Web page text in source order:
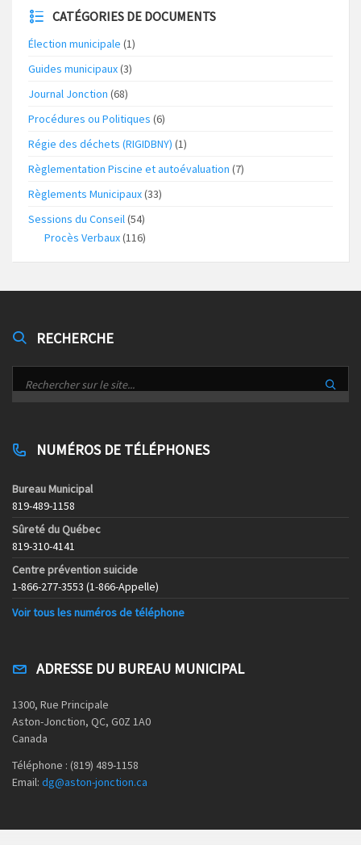
CATÉGORIES DE DOCUMENTS
Élection municipale (1)
Guides municipaux(3)
Journal Jonction (68)
Procédures ou Politiques (6)
Régie des déchets (RIGIDBNY) (1)
Règlementation Piscine et autoévaluation (7)
Règlements Municipaux(33)
Sessions du Conseil(54)
Procès Verbaux(116)
RECHERCHE
NUMÉROS DE TÉLÉPHONES
Bureau Municipal
819-489-1158
Sûreté du Québec
819-310-4141
Centre prévention suicide
1-866-277-3553 (1-866-Appelle)
Voir tous les numéros de téléphone
ADRESSE DU BUREAU MUNICIPAL
1300, Rue Principale
Aston-Jonction, QC, G0Z 1A0
Canada
Téléphone : (819) 489-1158
Email: dg@aston-jonction.ca